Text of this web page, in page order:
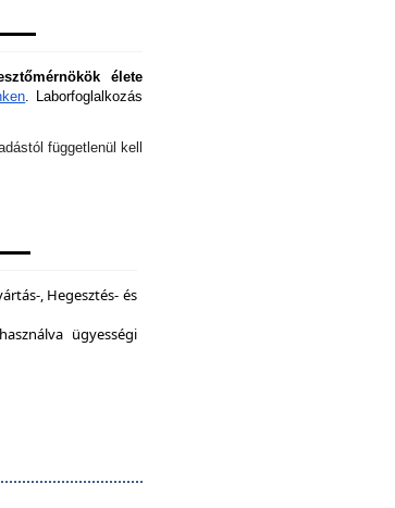
élete
. Laborfoglalkozás
függetlenül kell
, Hegesztés- és
ügyességi